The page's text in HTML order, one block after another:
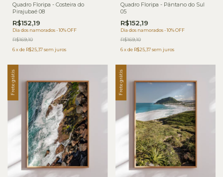
Quadro Floripa - Costeira do
Pirajubaé 08
R$152,19
Dia dos namorados - 10% OFF
R$169,10
6xde R$25,37sem juros
Quadro Floripa - Pântano do Sul
05
R$152,19
Dia dos namorados - 10% OFF
R$169,10
6 xde R$25,37 sem juros
Frete grátis Frete grátis